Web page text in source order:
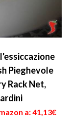
Pieghevole
Rack Net,
a: 41,13€